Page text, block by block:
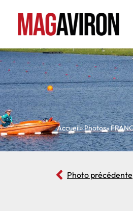
Accueil» Photos»
Photo précédente